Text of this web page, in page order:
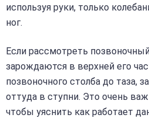
используя руки, только
ног.
Если рассмотреть
зарождаются в верхней его
позвоночного столба до таза,
оттуда в ступни. Это очень
чтобы уяснить как работает